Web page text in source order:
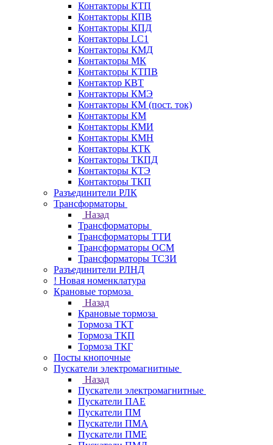
Контакторы КТП
Контакторы КПВ
Контакторы КПД
Контакторы LC1
Контакторы КМД
Контакторы МК
Контакторы КТПВ
Контактор КВТ
Контакторы КМЭ
Контакторы КМ (пост. ток)
Контакторы КМ
Контакторы КМИ
Контакторы КМН
Контакторы КТК
Контакторы ТКПД
Контакторы КТЭ
Контакторы ТКП
Разъединители РЛК
Трансформаторы
Назад
Трансформаторы
Трансформаторы ТТИ
Трансформаторы ОСМ
Трансформаторы ТСЗИ
Разъединители РЛНД
! Новая номенклатура
Крановые тормоза
Назад
Крановые тормоза
Тормоза ТКТ
Тормоза ТКП
Тормоза ТКГ
Посты кнопочные
Пускатели электромагнитные
Назад
Пускатели электромагнитные
Пускатели ПАЕ
Пускатели ПМ
Пускатели ПМА
Пускатели ПМЕ